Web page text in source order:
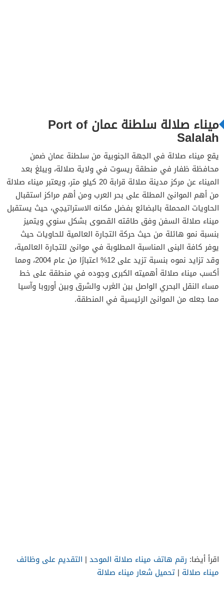
ميناء صلالة سلطنة عمان Port of
Salalah
يقع ميناء صلالة في الجهة الجنوبية من سلطنة عمان ضمن
محافظة ظفار في منطقة ريسوت في ولاية صلالة، ويبلغ بعد
الميناء عن مركز مدينة صلالة قرابة 20 كيلو متر، ويعتبر ميناء صلالة
من أهم الموانئ المطلة على بحر العرب ومن أهم مراكز استقبال
الحاويات المحملة بالبضائع بفضل مكانه الاستراتيجي، حيث يستقبل
ميناء صلالة السفن وفق طاقته القصوى بشكل سنوي ويتميز
بنسبة نمو هائلة من حيث حركة التجارة العالمية للحاويات حيث
يوفر كافة البنى المناسبة المطلوبة في موانئ للتجارة العالمية،
وقد تزايد نموه بنسبة تزيد على 12% اعتبارًا من عام 2004، ومما
أكسب ميناء صلالة أهميته الكبرى وجوده في منطقة على خط
مساء النقل البحري الواصل بين الغرب والشرق وبين أوروبا وآسيا
مما جعله من الموانئ الرئيسية في المنطقة.
اقرأ أيضا: رقم هاتف ميناء صلالة الموحد | التقديم على وظائف
ميناء صلالة | تحميل شعار ميناء صلالة